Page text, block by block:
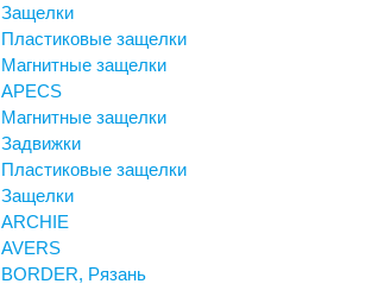
Защелки
Пластиковые защелки
Магнитные защелки
APECS
Магнитные защелки
Задвижки
Пластиковые защелки
Защелки
ARCHIE
AVERS
BORDER, Рязань